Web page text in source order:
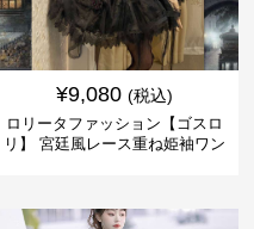
¥9,080 (税込)
ロリータファッション【ゴスロ
リ】 宮廷風レース重ね姫袖ワン